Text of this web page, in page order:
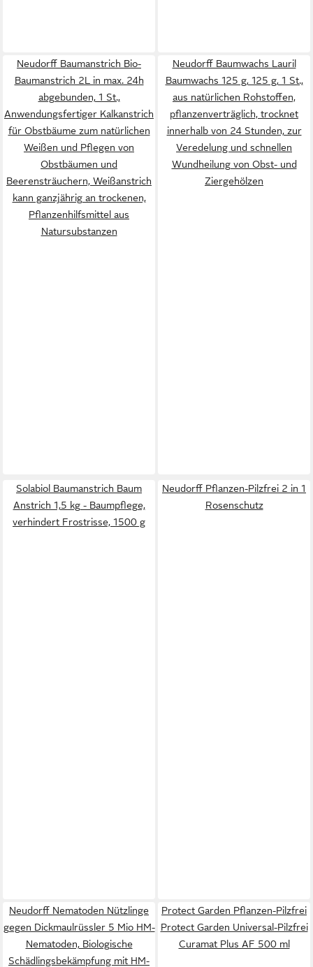
Neudorff Baumanstrich Bio-
Baumanstrich 2L in max. 24h
abgebunden, 1 St.,
Anwendungsfertiger Kalkanstrich
für Obstbäume zum natürlichen
Weißen und Pflegen von
Obstbäumen und
Beerensträuchern, Weißanstrich
kann ganzjährig an trockenen,
Pflanzenhilfsmittel aus
Natursubstanzen
Neudorff Baumwachs Lauril
Baumwachs 125 g, 125 g, 1 St.,
aus natürlichen Rohstoffen,
pflanzenverträglich, trocknet
innerhalb von 24 Stunden, zur
Veredelung und schnellen
Wundheilung von Obst- und
Ziergehölzen
Solabiol Baumanstrich Baum
Anstrich 1,5 kg - Baumpflege,
verhindert Frostrisse, 1500 g
Neudorff Pflanzen-Pilzfrei 2 in 1
Rosenschutz
Neudorff Nematoden Nützlinge
gegen Dickmaulrüssler 5 Mio HM-
Nematoden, Biologische
Schädlingsbekämpfung mit HM-
Protect Garden Pflanzen-Pilzfrei
Protect Garden Universal-Pilzfrei
Curamat Plus AF 500 ml